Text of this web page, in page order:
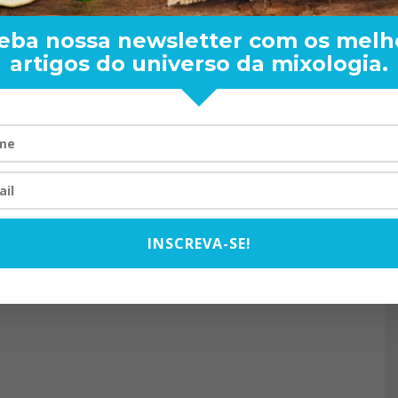
RAND BARTENDER: DE
VISTA PARA O MUNDO
nossa newsletter com os
artigos do universo da mixologia.
INSCREVA-SE!